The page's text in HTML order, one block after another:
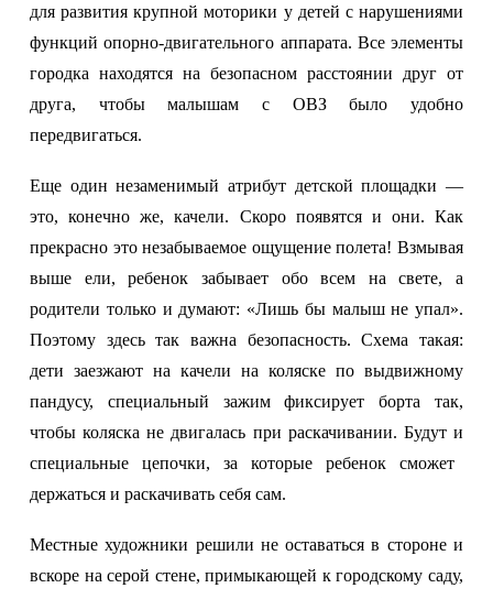
для развития крупной моторики у детей с нарушениями
функций опорно-двигательного аппарата. Все элементы
городка находятся на безопасном расстоянии друг от
друга, чтобы малышам с ОВЗ было удобно
передвигаться.
Еще один незаменимый атрибут детской площадки —
это, конечно же, качели. Скоро появятся и они. Как
прекрасно это незабываемое ощущение полета! Взмывая
выше ели, ребенок забывает обо всем на свете, а
родители только и думают: «Лишь бы малыш не упал».
Поэтому здесь так важна безопасность. Схема такая:
дети заезжают на качели на коляске по выдвижному
пандусу, специальный зажим фиксирует борта так,
чтобы коляска не двигалась при раскачивании. Будут и
специальные цепочки, за которые ребенок сможет
держаться и раскачивать себя сам.
Местные художники решили не оставаться в стороне и
вскоре на серой стене, примыкающей к городскому саду,